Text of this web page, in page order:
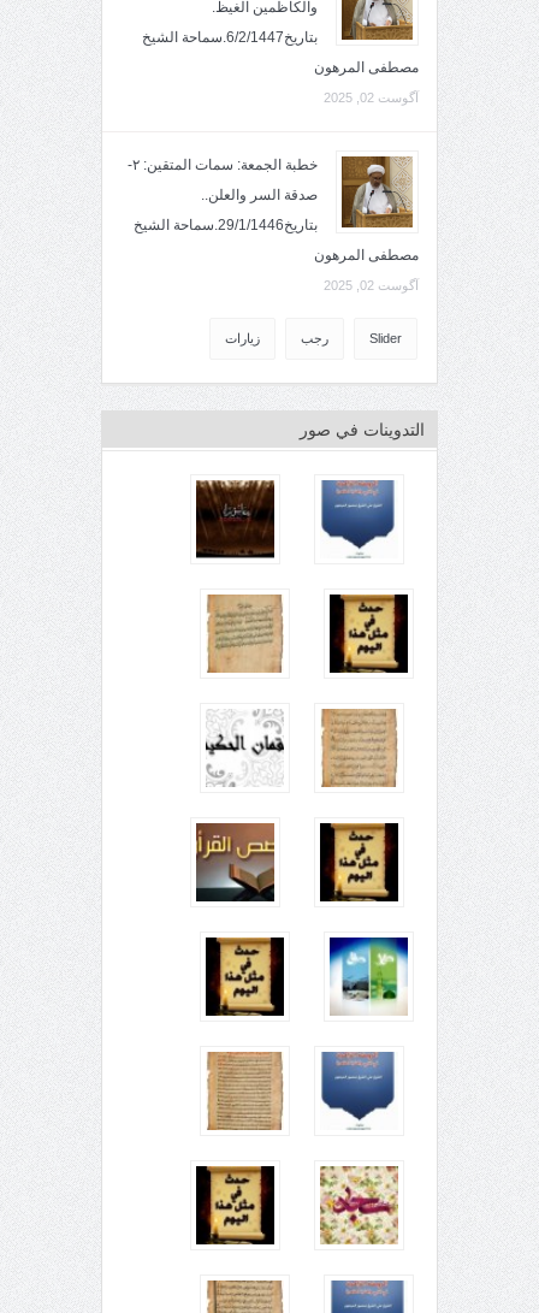
والكاظمين الغيظ.
بتاريخ6/2/1447.سماحة الشيخ
مصطفى المرهون
آگوست 02, 2025
خطبة الجمعة: سمات المتقين: ٢-
صدقة السر والعلن..
بتاريخ29/1/1446.سماحة الشيخ
مصطفى المرهون
آگوست 02, 2025
Slider رجب زيارات
التدوينات في صور